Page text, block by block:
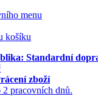
menu
košíku
Standardní
zboží
pracovních dnů.